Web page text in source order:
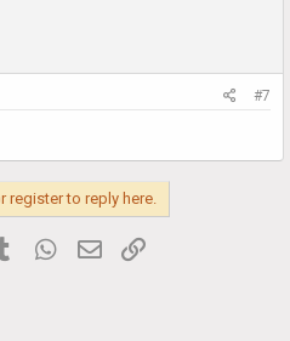
#7
register to reply here.
Tumblr WhatsApp
Email